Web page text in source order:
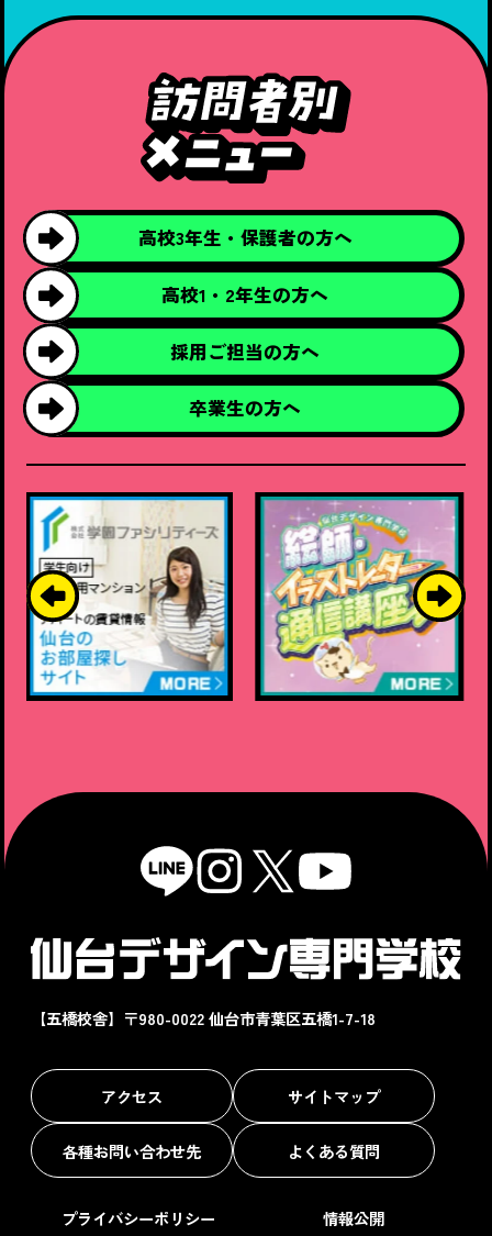
高校3年生・ 保護者の方へ
高校1・2年生の方へ
採用ご担当の方へ
卒業生の方へ
【五橋校舎】〒980-0022 仙台市青葉区五橋1-7-18
アクセス サイトマップ
各種お問い合わせ先 よくある質問
プライバシーポリシー 情報公開